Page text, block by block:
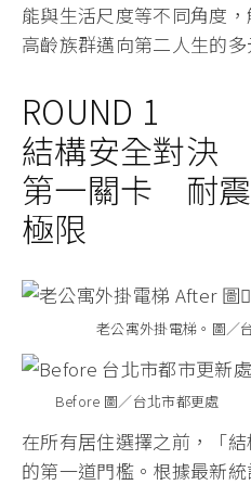
能與生活尺度等不同角度
高齡族群邁向第二人生的多
ROUND 1
結構安全對決
第一關卡 耐震
極限
老公寓外掛電梯。圖／
Before 圖／台北市都更處
在所有居住選擇之前，「
的第一道門檻。根據最新